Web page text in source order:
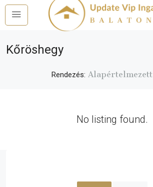
Kőröshegy
Rendezés: Alapértelmezett
No listing found.